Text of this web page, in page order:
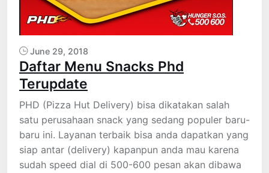
June 29, 2018
Daftar Menu Snacks Phd
Terupdate
PHD (Pizza Hut Delivery) bisa dikatakan salah
satu perusahaan snack yang sedang populer baru-
baru ini. Layanan terbaik bisa anda dapatkan yang
siap antar (delivery) kapanpun anda mau karena
sudah speed dial di 500-600 pesan akan dibawa